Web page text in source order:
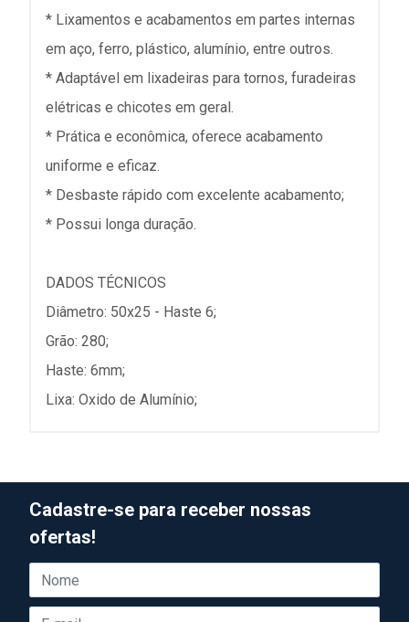
* Lixamentos e acabamentos em partes internas
em aço, ferro, plástico, alumínio, entre outros.
* Adaptável em lixadeiras para tornos, furadeiras
elétricas e chicotes em geral.
* Prática e econômica, oferece acabamento
uniforme e eficaz.
* Desbaste rápido com excelente acabamento;
* Possui longa duração.
DADOS TÉCNICOS
Diâmetro: 50x25 - Haste 6;
Grão: 280;
Haste: 6mm;
Lixa: Oxido de Alumínio;
Cadastre-se para receber nossas
ofertas!